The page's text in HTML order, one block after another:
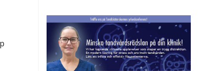
Högskolor
Landsting
Övrigt